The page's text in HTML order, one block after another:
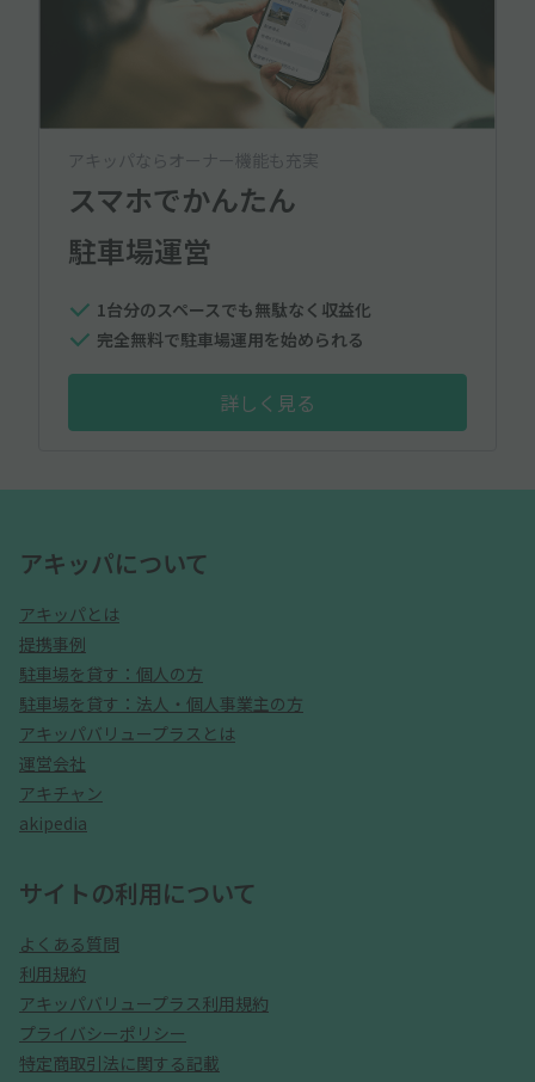
アキッパならオーナー機能も充実
スマホでかんたん
駐車場運営
1台分のスペースでも無駄なく収益化
完全無料で駐車場運用を始められる
詳しく見る
アキッパについて
アキッパとは
提携事例
駐車場を貸す：個人の方
駐車場を貸す：法人・個人事業主の方
アキッパバリュープラスとは
運営会社
アキチャン
akipedia
サイトの利用について
よくある質問
利用規約
アキッパバリュープラス利用規約
プライバシーポリシー
特定商取引法に関する記載